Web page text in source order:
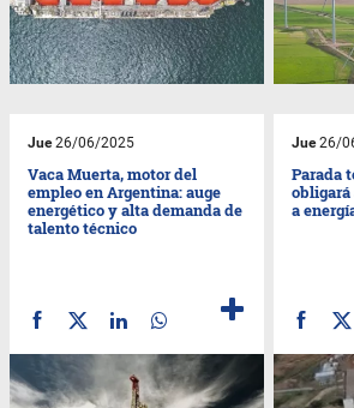
Jue26/06/2025
Vaca Muerta, motor del
empleo en Argentina: auge
energético y alta demanda de
talento técnico
Jue26/
Parada
obligará
a